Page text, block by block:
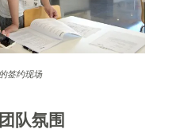
签约现场
队氛围